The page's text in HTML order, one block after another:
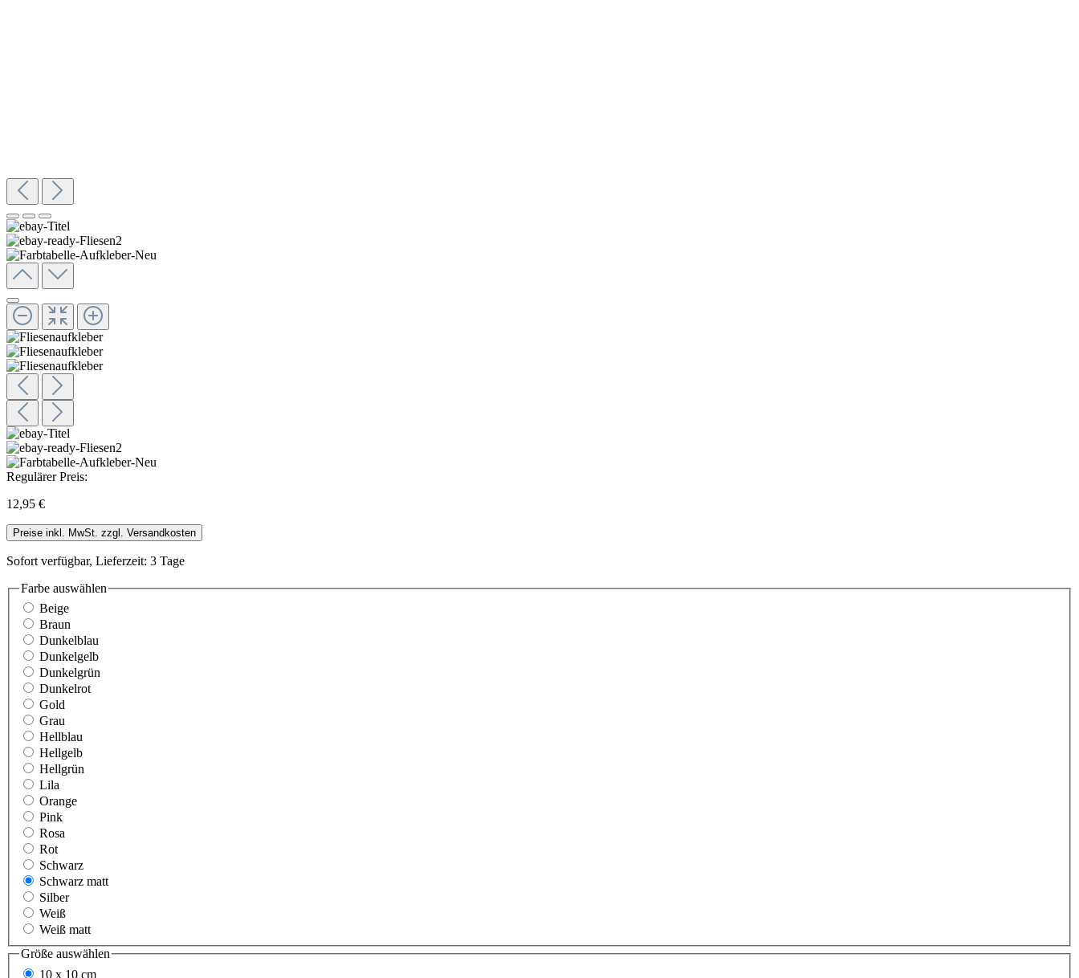
Regulärer Preis:
12,95 €
Preise inkl. MwSt. zzgl. Versandkosten
Sofort verfügbar, Lieferzeit: 3 Tage
Farbe auswählen
Beige
Braun
Dunkelblau
Dunkelgelb
Dunkelgrün
Dunkelrot
Gold
Grau
Hellblau
Hellgelb
Hellgrün
Lila
Orange
Pink
Rosa
Rot
Schwarz
Schwarz matt
Silber
Weiß
Weiß matt
Größe auswählen
10 x 10 cm